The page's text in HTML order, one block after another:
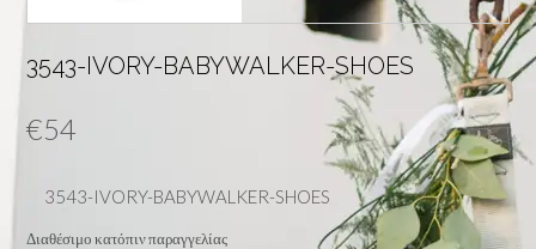
3543-IVORY-BABYWALKER-SHOES
€54
3543-IVORY-BABYWALKER-SHOES
Διαθέσιμο κατόπιν παραγγελίας